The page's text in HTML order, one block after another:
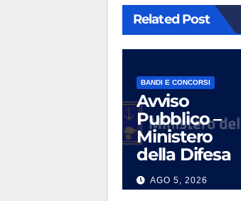
Related Post
BANDI E CONCORSI
Avviso
Pubblico –
Ministero
della Difesa
AGO 5, 2026